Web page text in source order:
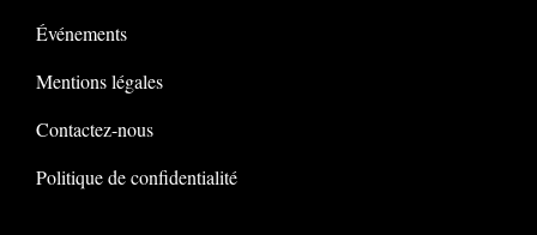
Événements
Mentions légales
Contactez-nous
Politique de confidentialité